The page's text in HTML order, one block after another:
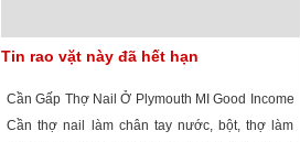
Tin rao vặt này đã hết hạn
Cần Gấp Thợ Nail Ở Plymouth MI Good Income
Cần thợ nail làm chân tay nước, bột, thợ làm